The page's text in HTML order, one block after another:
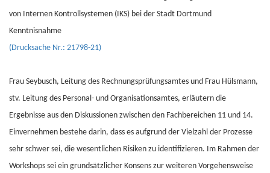
von Internen Kontrollsystemen (IKS) bei der Stadt Dortmund
Kenntnisnahme
(Drucksache Nr.: 21798-21)
Frau Seybusch, Leitung des Rechnungsprüfungsamtes und Frau Hülsmann,
stv. Leitung des Personal- und Organisationsamtes, erläutern die
Ergebnisse aus den Diskussionen zwischen den Fachbereichen 11 und 14.
Einvernehmen bestehe darin, dass es aufgrund der Vielzahl der Prozesse
sehr schwer sei, die wesentlichen Risiken zu identifizieren. Im Rahmen der
Workshops sei ein grundsätzlicher Konsens zur weiteren Vorgehensweise